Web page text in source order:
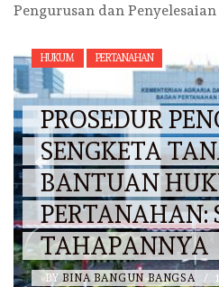
Pengurusan dan Penyelesaian
HUKUM PERTANAHAN
PROSEDUR
SENGKETA
BANTUAN
PERTANAHAN:
TAHAPANNYA
BY BINA BANGUN BANGSA /